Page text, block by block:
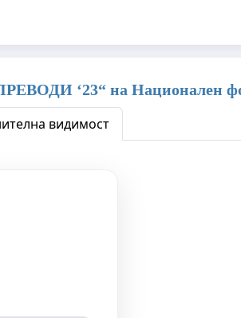
‘23“ на Национален
видимост